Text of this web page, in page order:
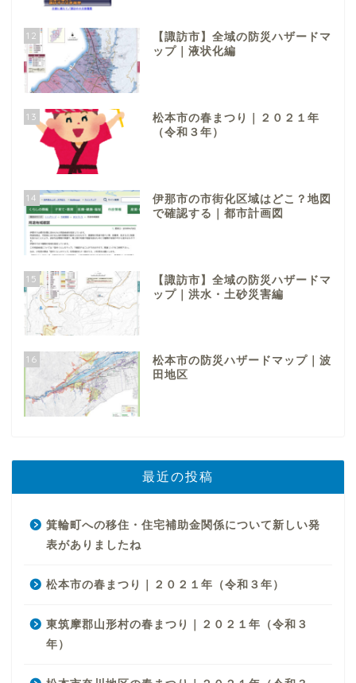
12
【諏訪市】全域の防災ハザードマ
ップ｜液状化編
13
松本市の春まつり｜２０２１年
（令和３年）
14
伊那市の市街化区域はどこ？地図
で確認する｜都市計画図
15
【諏訪市】全域の防災ハザードマ
ップ｜洪水・土砂災害編
16
松本市の防災ハザードマップ｜波
田地区
最近の投稿
箕輪町への移住・住宅補助金関係について新しい発
表がありましたね
松本市の春まつり｜２０２１年（令和３年）
東筑摩郡山形村の春まつり｜２０２１年（令和３
年）